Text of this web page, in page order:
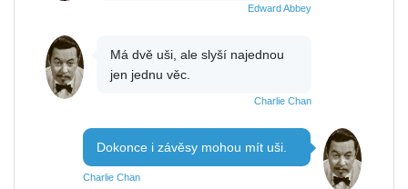
Edward Abbey
Má dvě uši, ale slyší najednou
jen jednu věc.
Charlie Chan
Dokonce i závěsy mohou mít uši.
Charlie Chan